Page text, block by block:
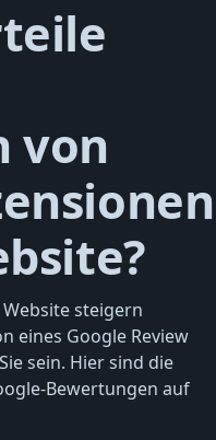
von
steigern
eines Google Review
sein. Hier sind die
Bewertungen auf